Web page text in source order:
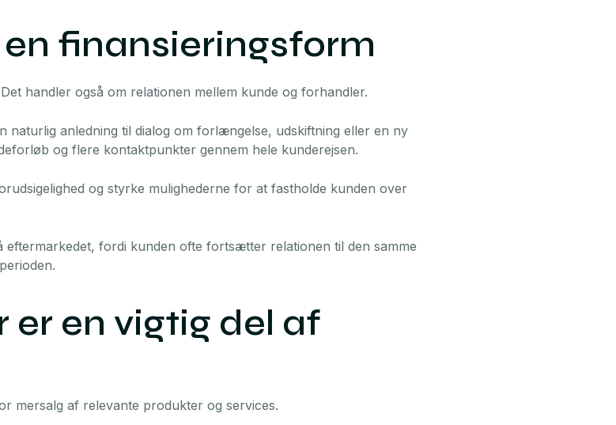
finansieringsform
handler også om relationen mellem kunde og forhandler.
naturlig anledning til dialog om forlængelse, udskiftning eller en ny
og flere kontaktpunkter gennem hele kunderejsen.
og styrke mulighederne for at fastholde kunden over
eftermarkedet, fordi kunden ofte fortsætter relationen til den samme
en vigtig del af
mersalg af relevante produkter og services.